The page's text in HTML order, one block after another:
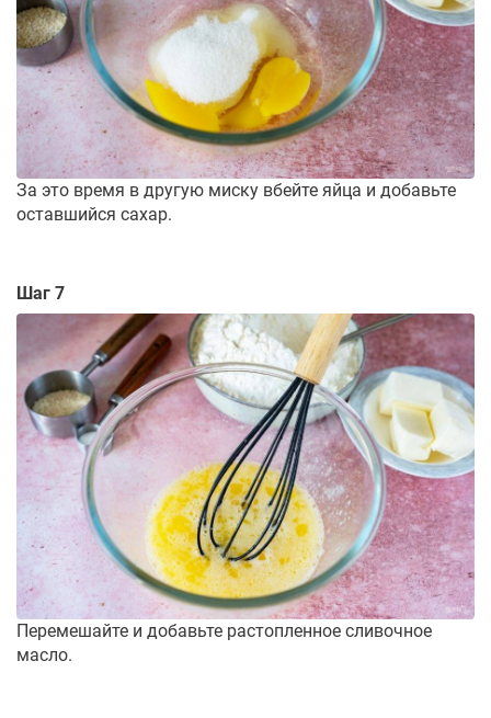
За это время в другую миску вбейте яйца и добавьте
оставшийся сахар.
Шаг 7
Перемешайте и добавьте растопленное сливочное
масло.